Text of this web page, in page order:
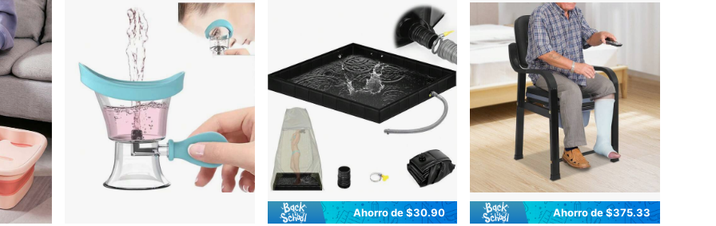
Ahorro de $30.90 Ahorro de $375.33